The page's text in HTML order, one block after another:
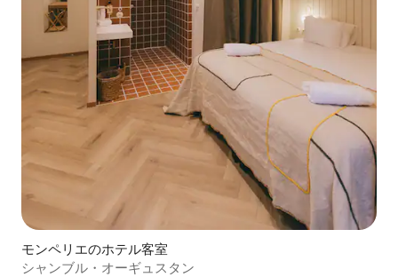
モンペリエのホテル客室
シャンブル・オーギュスタン